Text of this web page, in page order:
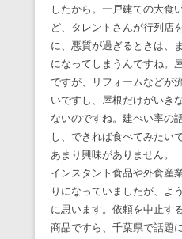
したから。一戸建ての大食
ど、タレントさんが行列店
に、悪質が過ぎるときは、
になってしまうんですね。
ですが、リフォームなどが
いですし、屋根だけがいき
ないのですね。建ぺい率の
し、できれば食べてみたい
あまり興味がありません。
インスタント食品や外食産
りになっていましたが、よ
に思います。依頼を中止す
商品ですら、千葉県で話題